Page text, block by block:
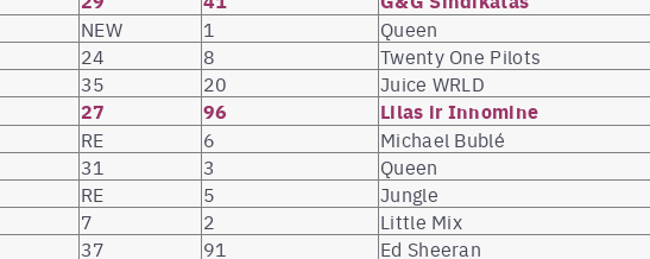
NEW 1 Queen
24 8 Twenty One Pilots
35 20 Juice WRLD
27 96 Lilas ir Innomine
RE 6 Michael Bublé
31 3 Queen
RE 5 Jungle
7 2 Little Mix
37 91 Ed Sheeran